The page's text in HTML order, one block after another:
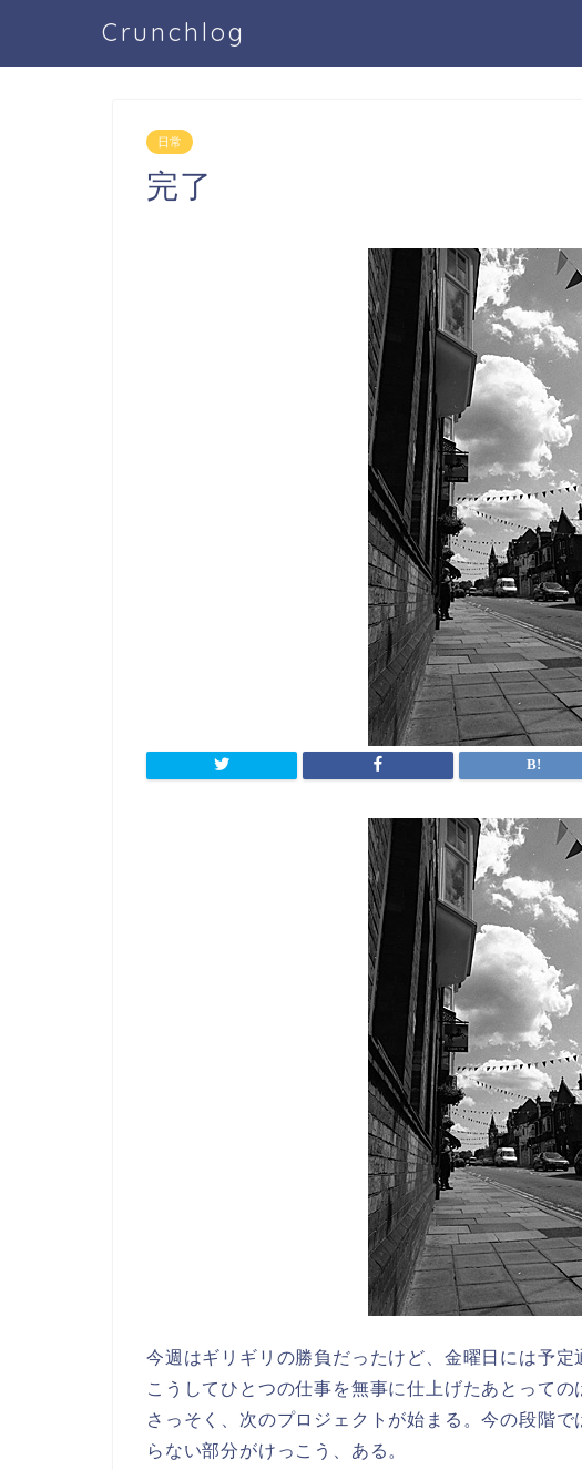
Crunchlog
日常
完了
今週はギリギリの勝負だったけど、金曜日には予定
こうしてひとつの仕事を無事に仕上げたあとっての
さっそく、次のプロジェクトが始まる。今の段階
らない部分がけっこう、ある。